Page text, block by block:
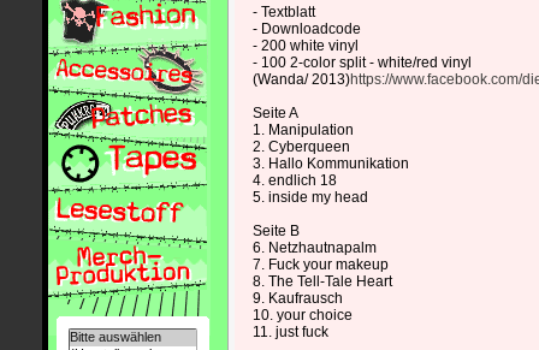
- Textblatt
- Downloadcode
- 200 white vinyl
- 100 2-color split - white/red vinyl
(Wanda/ 2013)https://www.facebook.com/
Seite A
1. Manipulation
2. Cyberqueen
3. Hallo Kommunikation
4. endlich 18
5. inside my head
Seite B
6. Netzhautnapalm
7. Fuck your makeup
8. The Tell-Tale Heart
9. Kaufrausch
10. your choice
11. just fuck